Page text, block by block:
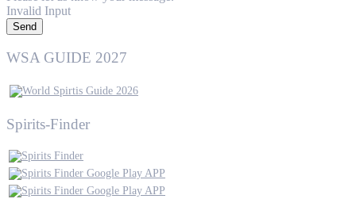
Invalid Input
Send
WSA GUIDE 2027
Spirits-Finder